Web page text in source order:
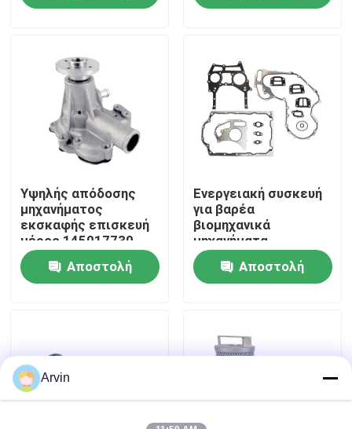
Σχετικά με εμάς
Γύρος εργοστασίων
επαφή
Νέα
Ανταλλακτικά Liugong
Ανταλλακτικά Cummins
Υψηλής απόδοσης
μηχανήματος
εκσκαφής επισκευή
μέρος 145017730
αντλία νερού για
εκσκαφέα Perkins
Αποστολή
Ενεργειακή συσκευή
για βαρέα
βιομηχανικά
μηχανήματα
Αποστολή
Arvin